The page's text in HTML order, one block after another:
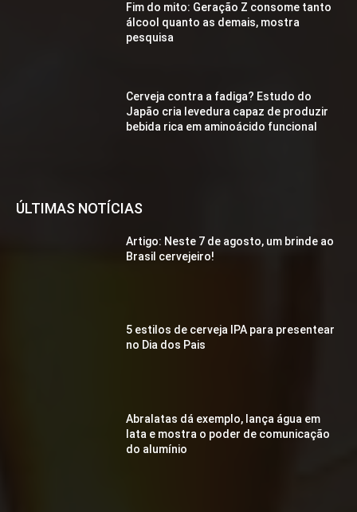
Fim do mito: Geração Z consome tanto
álcool quanto as demais, mostra
pesquisa
Cerveja contra a fadiga? Estudo do
Japão cria levedura capaz de produzir
bebida rica em aminoácido funcional
ÚLTIMAS NOTÍCIAS
Artigo: Neste 7 de agosto, um brinde ao
Brasil cervejeiro!
5 estilos de cerveja IPA para presentear
no Dia dos Pais
Abralatas dá exemplo, lança água em
lata e mostra o poder de comunicação
do alumínio